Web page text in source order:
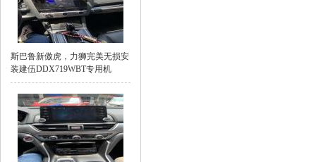
斯巴鲁新傲虎，力狮完美无损安
装建伍DDX719WBT专用机